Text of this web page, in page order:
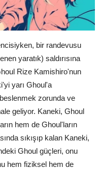
bir randevusu
yaratık) saldırısına
Rize Kamishiro'nun
yarı Ghoul'a
zorunda ve
geliyor. Kaneki, Ghoul
hem de Ghoul'ların
sıkışıp kalan Kaneki,
Ghoul güçleri, onu
hem fiziksel hem de